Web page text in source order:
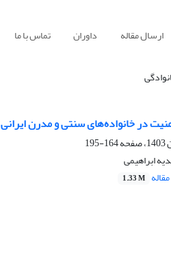
ارسال مقاله داوران تماس با ما
در خانواده‌های سنتی و مدرن ایرانی
164-195
ابراهیمی
1.33 M